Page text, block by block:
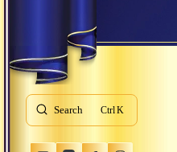
Search K